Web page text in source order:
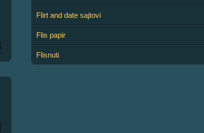
Flirt and date sajtovi
Flis papir
Flisnuti